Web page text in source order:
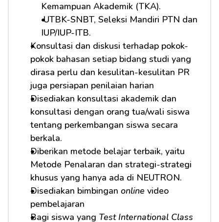
Kemampuan Akademik (TKA).
UTBK-SNBT, Seleksi Mandiri PTN dan
IUP/IUP-ITB.
Konsultasi dan diskusi terhadap pokok-
pokok bahasan setiap bidang studi yang
dirasa perlu dan kesulitan-kesulitan PR
juga persiapan penilaian harian
Disediakan konsultasi akademik dan
konsultasi dengan orang tua/wali siswa
tentang perkembangan siswa secara
berkala.
Diberikan metode belajar terbaik, yaitu
Metode Penalaran dan strategi-strategi
khusus yang hanya ada di NEUTRON.
Disediakan bimbingan online video
pembelajaran
Bagi siswa yang Test International Class